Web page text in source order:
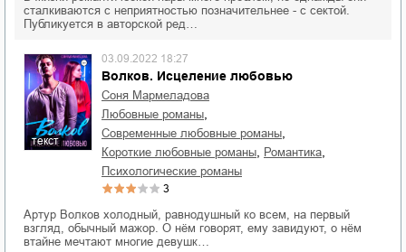
сталкиваются с неприятностью позначительнее - с сектой.
Публикуется в авторской ред…
текст
Волков. Исцеление любовью
03.09.2022 18:27
Соня Мармеладова
любовные романы
современные любовные романы
короткие любовные романы романтика
психологические романы
3
Артур Волков холодный, равнодушный ко всем, на первый
взгляд, обычный мажор. О нём говорят, ему завидуют, о нём
втайне мечтают многие девушк…